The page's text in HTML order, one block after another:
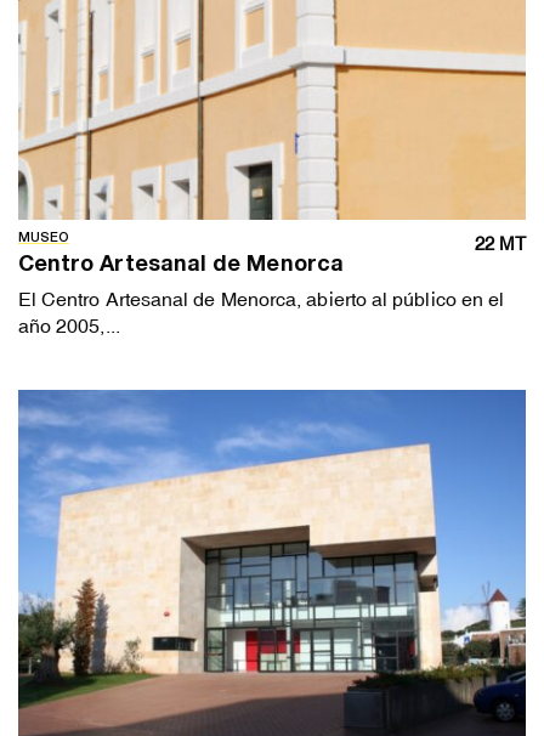
MUSEO 22 MT
Centro Artesanal de Menorca
El Centro Artesanal de Menorca, abierto al público en el
año 2005,...